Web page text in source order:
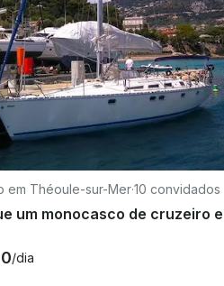
em Théoule-sur-Mer·10 convidados
/dia